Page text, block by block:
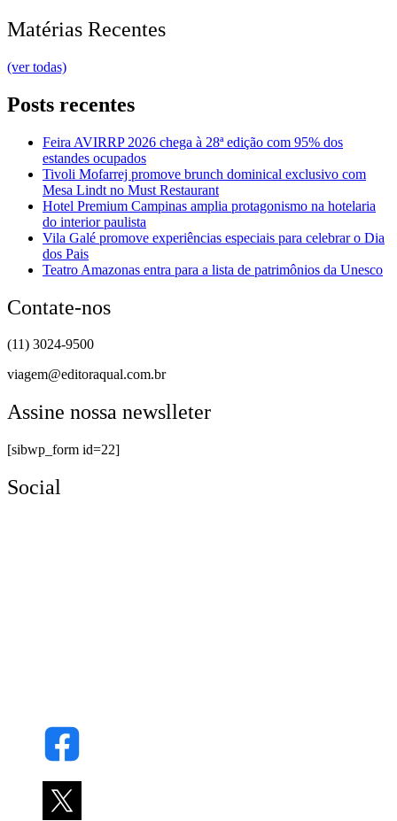
Matérias Recentes
(ver todas)
Posts recentes
Feira AVIRRP 2026 chega à 28ª edição com 95% dos
estandes ocupados
Tivoli Mofarrej promove brunch dominical exclusivo com
Mesa Lindt no Must Restaurant
Hotel Premium Campinas amplia protagonismo na hotelaria
do interior paulista
Vila Galé promove experiências especiais para celebrar o Dia
dos Pais
Teatro Amazonas entra para a lista de patrimônios da Unesco
Contate-nos
(11) 3024-9500
viagem@editoraqual.com.br
Assine nossa newslleter
[sibwp_form id=22]
Social